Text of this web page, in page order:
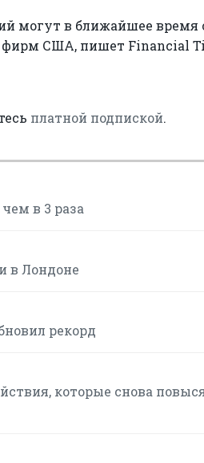
могут в ближайшее время
фирм США, пишет Financial
платной подпиской.
в 3 раза
в Лондоне
рекорд
которые снова